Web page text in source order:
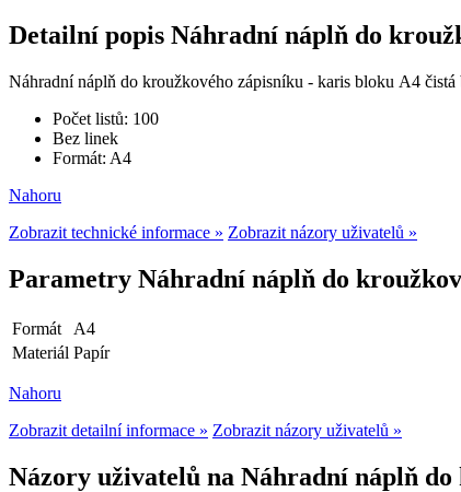
Detailní popis Náhradní náplň do
Náhradní náplň do kroužkového zápisníku - karis bloku A4 čistá
Počet listů: 100
Bez linek
Formát: A4
Nahoru
Zobrazit technické informace » Zobrazit názory uživatelů »
Parametry Náhradní náplň do
Formát
A4
Materiál Papír
Nahoru
Zobrazit detailní informace » Zobrazit názory uživatelů »
Názory uživatelů na Náhradní náplň